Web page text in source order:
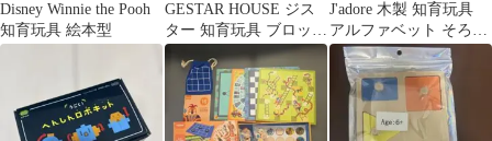
Disney Winnie the Pooh
知育玩具 絵本型
GESTAR HOUSE ジス
ター 知育玩具 ブロック
収納ケース付き
J'adore 木製 知育玩具
アルファベット そろば
ん